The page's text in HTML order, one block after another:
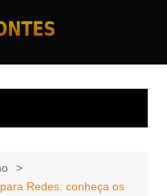
Redes: conheça os